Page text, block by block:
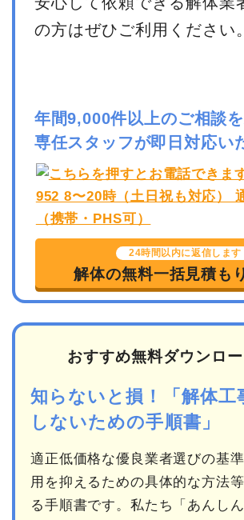
の方はぜひご利用ください。
年間9,000件以上のご相談
専任スタッフが即日対応い
24時間以内に返信します
解体の無料一括見積も
おすすめ無料ダウンロ
知らないと損！「解体工
しないための手順書」
適正低価格な優良業者選びの基
用を抑えるための具体的な方法
る手順書です。私たち「あんし